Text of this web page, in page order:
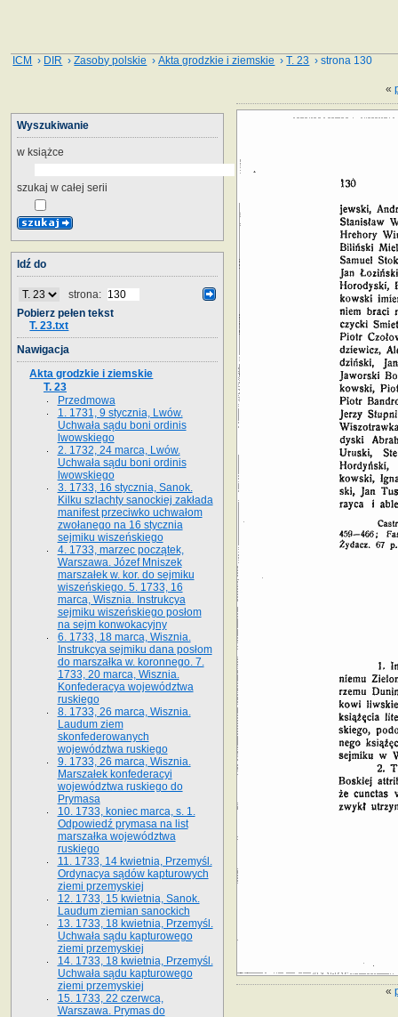
ICM › DIR ›Zasoby polskie ›Akta grodzkie i ziemskie ›T. 23 › strona 130
«
«
Wyszukiwanie
w książce
szukaj w całej serii
Idź do
strona:
Pobierz pełen tekst
T. 23.txt
Nawigacja
Akta grodzkie i ziemskie
T. 23
Przedmowa
1. 1731, 9 stycznia, Lwów.
Uchwała sądu boni ordinis
lwowskiego
2. 1732, 24 marca, Lwów.
Uchwała sądu boni ordinis
lwowskiego
3. 1733, 16 stycznia, Sanok.
Kilku szlachty sanockiej zakłada
manifest przeciwko uchwałom
zwołanego na 16 stycz­nia
sejmiku wiszeńskiego
4. 1733, marzec początek,
Warszawa. Józef Mniszek
marszałek w. kor. do sejmiku
wiszeńskiego. 5. 1733, 16
marca, Wisznia. Instrukcya
sejmiku wiszeńskiego posłom
na sejm konwokacyjny
6. 1733, 18 marca, Wisznia.
Instrukcya sejmiku dana posłom
do marszałka w. koronnego. 7.
1733, 20 marca, Wisznia.
Konfederacya województwa
ruskiego
8. 1733, 26 marca, Wisznia.
Laudum ziem
skonfederowanych
województwa ruskiego
9. 1733, 26 marca, Wisznia.
Marszałek konfederacyi
województwa ruskiego do
Prymasa
10. 1733, koniec marca, s. 1.
Odpowiedź prymasa na list
marszałka województwa
ruskiego
11. 1733, 14 kwietnia, Przemyśl.
Ordynacya sądów kapturowych
ziemi przemyskiej
12. 1733, 15 kwietnia, Sanok.
Laudum ziemian sanockich
13. 1733, 18 kwietnia, Przemyśl.
Uchwała sądu kapturowego
ziemi przemyskiej
14. 1733, 18 kwietnia, Przemyśl.
Uchwała sądu kapturowego
ziemi przemyskiej
15. 1733, 22 czerwca,
Warszawa. Prymas do